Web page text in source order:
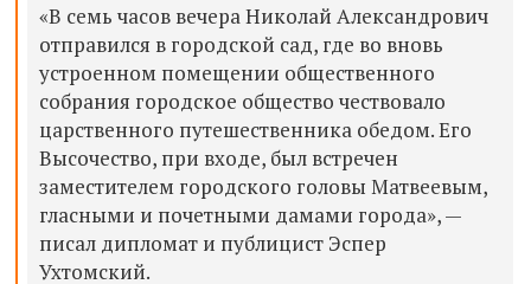
«В семь часов вечера Николай Александрович
отправился в городской сад, где во вновь
устроенном помещении общественного
собрания городское общество чествовало
царственного путешественника обедом. Его
Высочество, при входе, был встречен
заместителем городского головы Матвеевым,
гласными и почетными дамами города», —
писал дипломат и публицист Эспер
Ухтомский.